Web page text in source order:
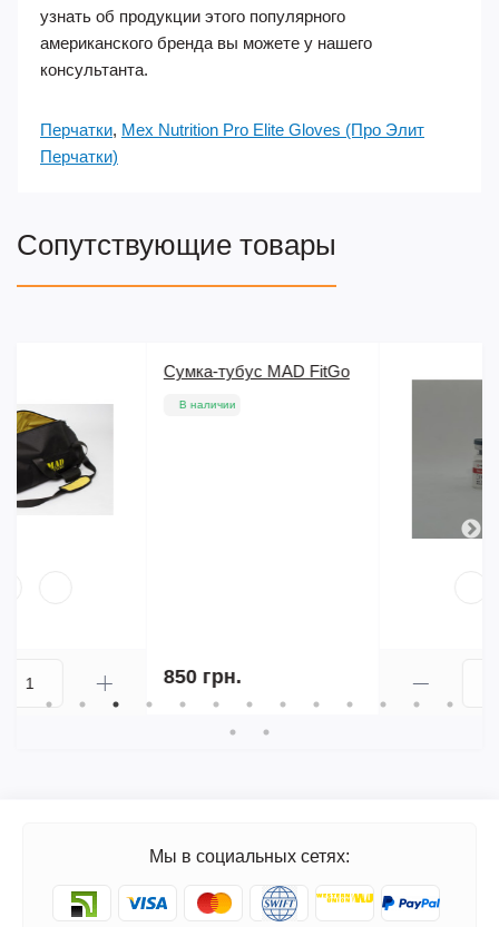
узнать об продукции этого популярного
американского бренда вы можете у нашего
консультанта.
Перчатки, Mex Nutrition Pro Elite Gloves (Про Элит
Перчатки)
Сопутствующие товары
Семаглютид
Мы в социальных сетях: